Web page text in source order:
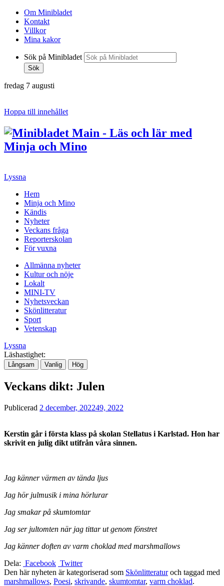
Om Minibladet
Kontakt
Villkor
Mina kakor
Sök på Minibladet
Sök
fredag 7 augusti
Hoppa till innehållet
Lyssna
Hem
Minja och Mino
Kändis
Nyheter
Veckans fråga
Reporterskolan
För vuxna
Allmänna nyheter
Kultur och nöje
Lokalt
MINI-TV
Nyhetsveckan
Skönlitteratur
Sport
Vetenskap
Lyssna
Läshastighet:
Långsam Vanlig Hög
Veckans dikt: Julen
Publicerad 2 december, 202249, 2022
Kerstin går i första klass på skolan Stellatus i Karlstad. Hon har
skrivit en julig dikt utifrån våra sinnen.
Jag känner värmen av tända ljus
Jag hör julmusik i mina hörlurar
Jag smakar på skumtomtar
Jag ser jultomten när jag tittar ut genom fönstret
Jag känner doften av varm choklad med marshmallows
Dela: Facebook Twitter
Den här nyheten är kategoriserad som Skönlitteraturoch taggad med
marshmallows, Poesi, skrivande, skumtomtar, varm choklad.